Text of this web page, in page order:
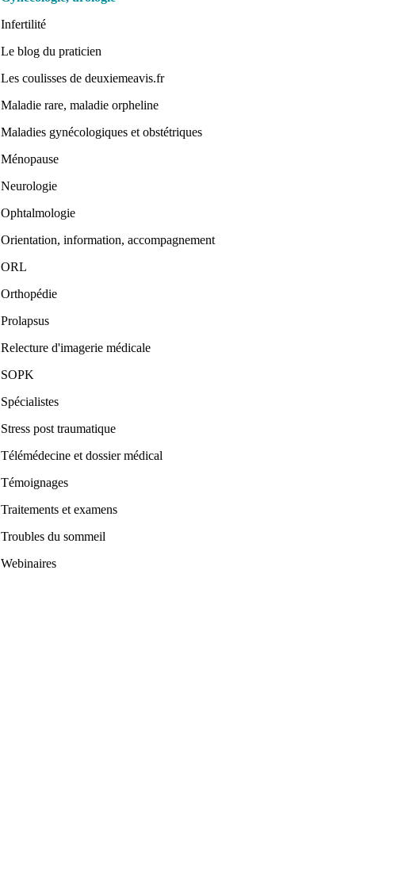
Infertilité
Le blog du praticien
Les coulisses de deuxiemeavis.fr
Maladie rare, maladie orpheline
Maladies gynécologiques et obstétriques
Ménopause
Neurologie
Ophtalmologie
Orientation, information, accompagnement
ORL
Orthopédie
Prolapsus
Relecture d'imagerie médicale
SOPK
Spécialistes
Stress post traumatique
Télémédecine et dossier médical
Témoignages
Traitements et examens
Troubles du sommeil
Webinaires